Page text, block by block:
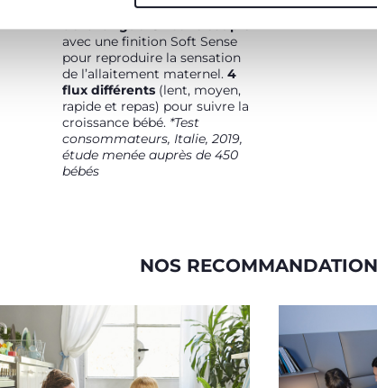
mouvement péristaltique
de la langue.Silicone souple
avec une finition Soft Sense
pour reproduire la sensation
de l’allaitement maternel. 4
flux différents (lent, moyen,
rapide et repas) pour suivre la
croissance bébé. *Test
consommateurs, Italie, 2019,
étude menée auprès de 450
bébés
NOS